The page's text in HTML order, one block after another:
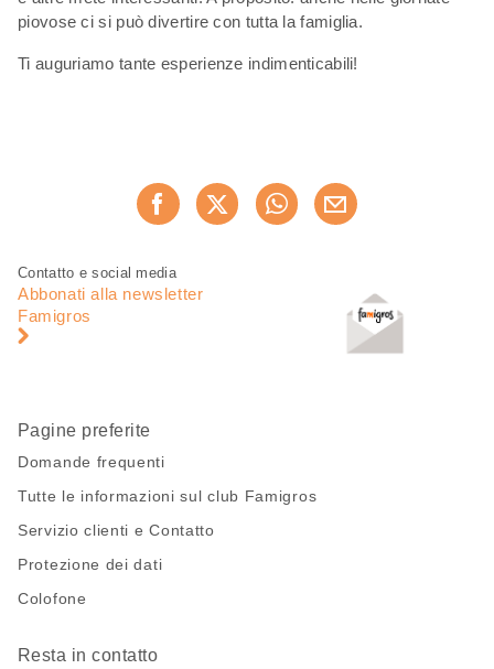
piovose ci si può divertire con tutta la famiglia.
Ti auguriamo tante esperienze indimenticabili!
Consiglia ora
Piè
pagina
Navigazione
pagina
Contatto e social media
Abbonati alla newsletter
Famigros
Pagine preferite
Domande frequenti
Tutte le informazioni sul club Famigros
Servizio clienti e Contatto
Protezione dei dati
Colofone
Resta in contatto